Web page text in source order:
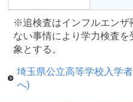
※追検査はインフルエンザ
ない事情により学力検査
象とする。
埼玉県公立高等学校入学
へ)